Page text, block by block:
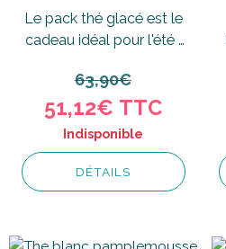
Le pack thé glacé est le
cadeau idéal pour l'été !
63,90€
51,12€ TTC
Indisponible
DÉTAILS